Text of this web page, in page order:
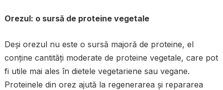
Orezul: o sursă de proteine vegetale
Deși orezul nu este o sursă majoră de proteine, el
conține cantități moderate de proteine vegetale, care pot
fi utile mai ales în dietele vegetariene sau vegane.
Proteinele din orez ajută la regenerarea și repararea